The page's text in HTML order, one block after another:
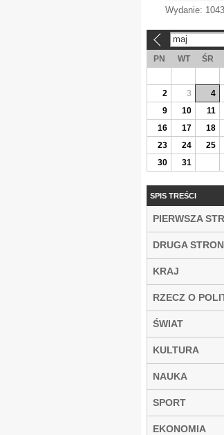
Wydanie:
maj
PN WT ŚR
2
3 4
9
10 11
16
17 18
23
24 25
30
31
SPIS TREŚCI
PIERWSZA
DRUGA
KRAJ
RZECZ O
ŚWIAT
KULTURA
NAUKA
SPORT
EKONOMIA